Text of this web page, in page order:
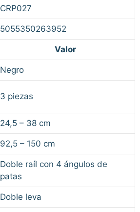
CRP027
5055350263952
Valor
Negro
3 piezas
24,5 – 38 cm
92,5 – 150 cm
Doble raíl con 4 ángulos de
patas
Doble leva